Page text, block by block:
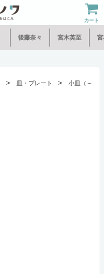
カート
後藤奈々 宮木英至 宮
> 皿・プレート >
小皿（～